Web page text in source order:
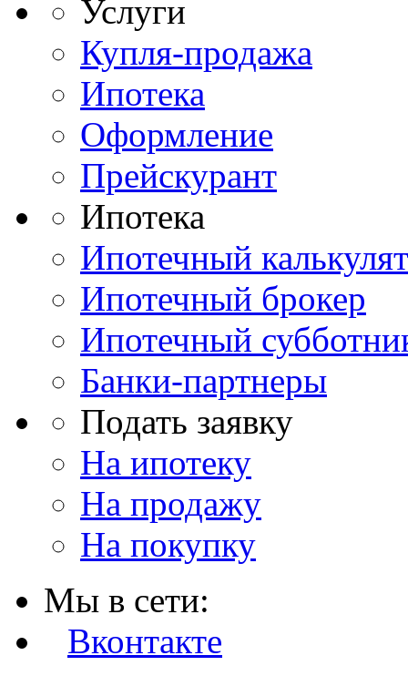
Услуги
Купля-продажа
Ипотека
Оформление
Прейскурант
Ипотека
Ипотечный
Ипотечный брокер
Ипотечный
Банки-партнеры
Подать заявку
На ипотеку
На продажу
На покупку
Мы в сети:
Вконтакте